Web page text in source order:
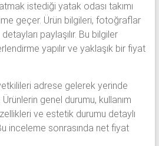
istediği yatak odası takımı
geçer. Ürün bilgileri, fotoğraflar
paylaşılır. Bu bilgiler
yapılır ve yaklaşık bir fiyat
adrese gelerek yerinde
genel durumu, kullanım
ve estetik durumu detaylı
inceleme sonrasında net fiyat